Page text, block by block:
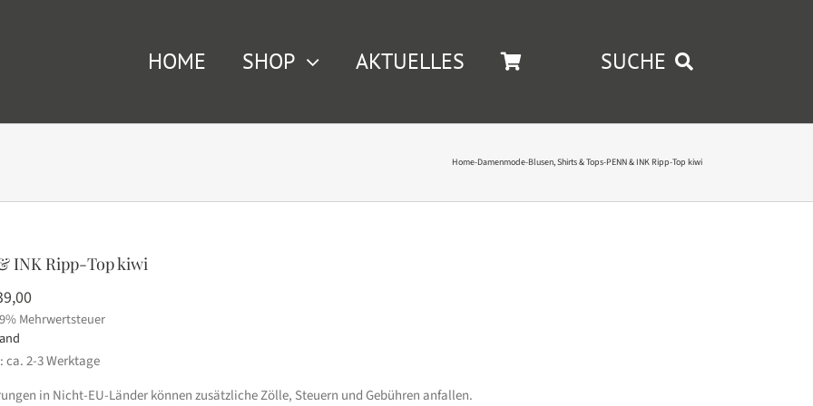
HOME SHOP AKTUELLES SUCHE
Home-Damenmode-Blusen, Shirts & Tops-PENN & INK Ripp-Top kiwi
INK Ripp-Top kiwi
Aktueller
Preis
€39,00.
Mehrwertsteuer
ca. 2-3 Werktage
in Nicht-EU-Länder können zusätzliche Zölle, Steuern und Gebühren anfallen.